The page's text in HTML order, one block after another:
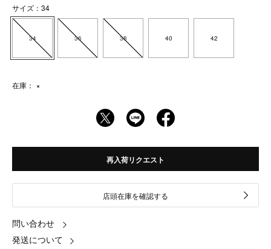
サイズ：34
34 36 38 40 42
在庫： ×
再入荷リクエスト
店頭在庫を確認する
問い合わせ
発送について